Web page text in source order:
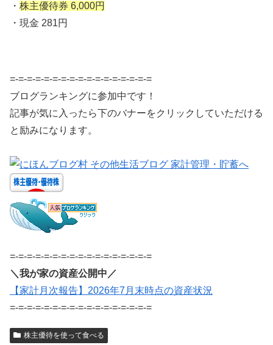
・ 株主優待券 6,000円
・現金 281円
=-=-=-=-=-=-=-=-=-=-=-=-=-=-=-=-=
ブログランキングに参加中です！
記事が気に入ったら下のバナーをクリックしていただける
と励みになります。
=-=-=-=-=-=-=-=-=-=-=-=-=-=-=-=-=
＼我が家の資産公開中／
【家計月次報告】2026年7月末時点の資産状況
=-=-=-=-=-=-=-=-=-=-=-=-=-=-=-=-=
株主優待を使って食べる